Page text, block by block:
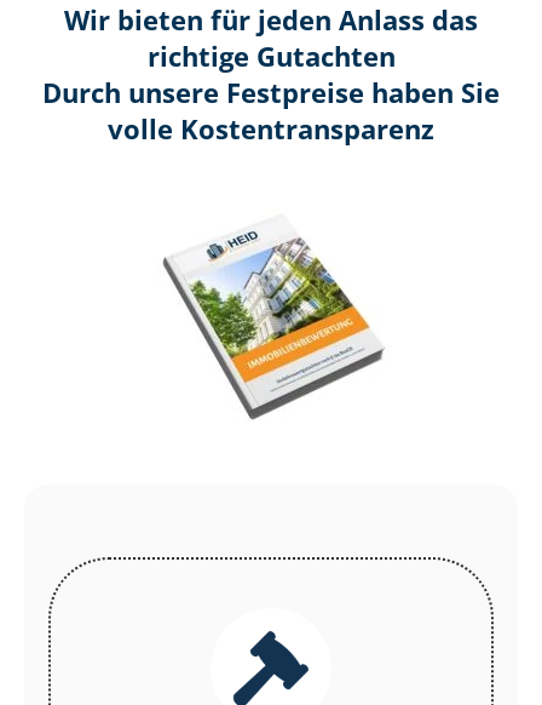
Wir bieten für jeden Anlass das
richtige Gutachten
Durch unsere Festpreise haben Sie
volle Kosten­transparenz